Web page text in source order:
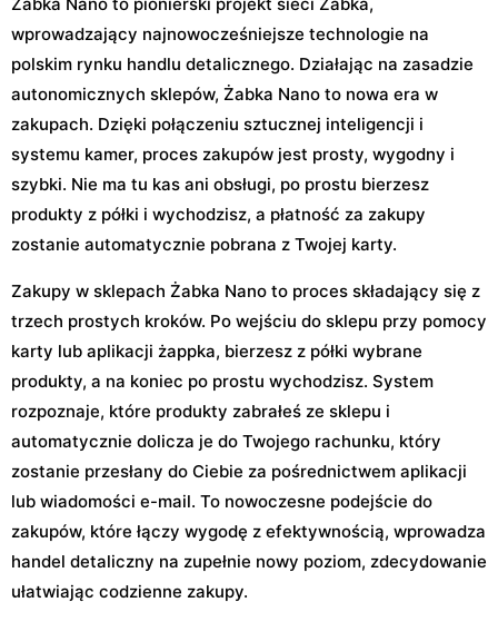
Żabka Nano to pionierski projekt sieci Żabka,
wprowadzający najnowocześniejsze technologie na
polskim rynku handlu detalicznego. Działając na zasadzie
autonomicznych sklepów, Żabka Nano to nowa era w
zakupach. Dzięki połączeniu sztucznej inteligencji i
systemu kamer, proces zakupów jest prosty, wygodny i
szybki. Nie ma tu kas ani obsługi, po prostu bierzesz
produkty z półki i wychodzisz, a płatność za zakupy
zostanie automatycznie pobrana z Twojej karty.
Zakupy w sklepach Żabka Nano to proces składający się z
trzech prostych kroków. Po wejściu do sklepu przy pomocy
karty lub aplikacji żappka, bierzesz z półki wybrane
produkty, a na koniec po prostu wychodzisz. System
rozpoznaje, które produkty zabrałeś ze sklepu i
automatycznie dolicza je do Twojego rachunku, który
zostanie przesłany do Ciebie za pośrednictwem aplikacji
lub wiadomości e-mail. To nowoczesne podejście do
zakupów, które łączy wygodę z efektywnością, wprowadza
handel detaliczny na zupełnie nowy poziom, zdecydowanie
ułatwiając codzienne zakupy.